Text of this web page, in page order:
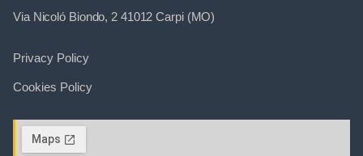
Via Nicoló Biondo, 2 41012 Carpi (MO)
Privacy Policy
Cookies Policy